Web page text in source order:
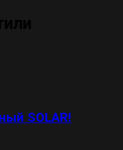
SOLAR!